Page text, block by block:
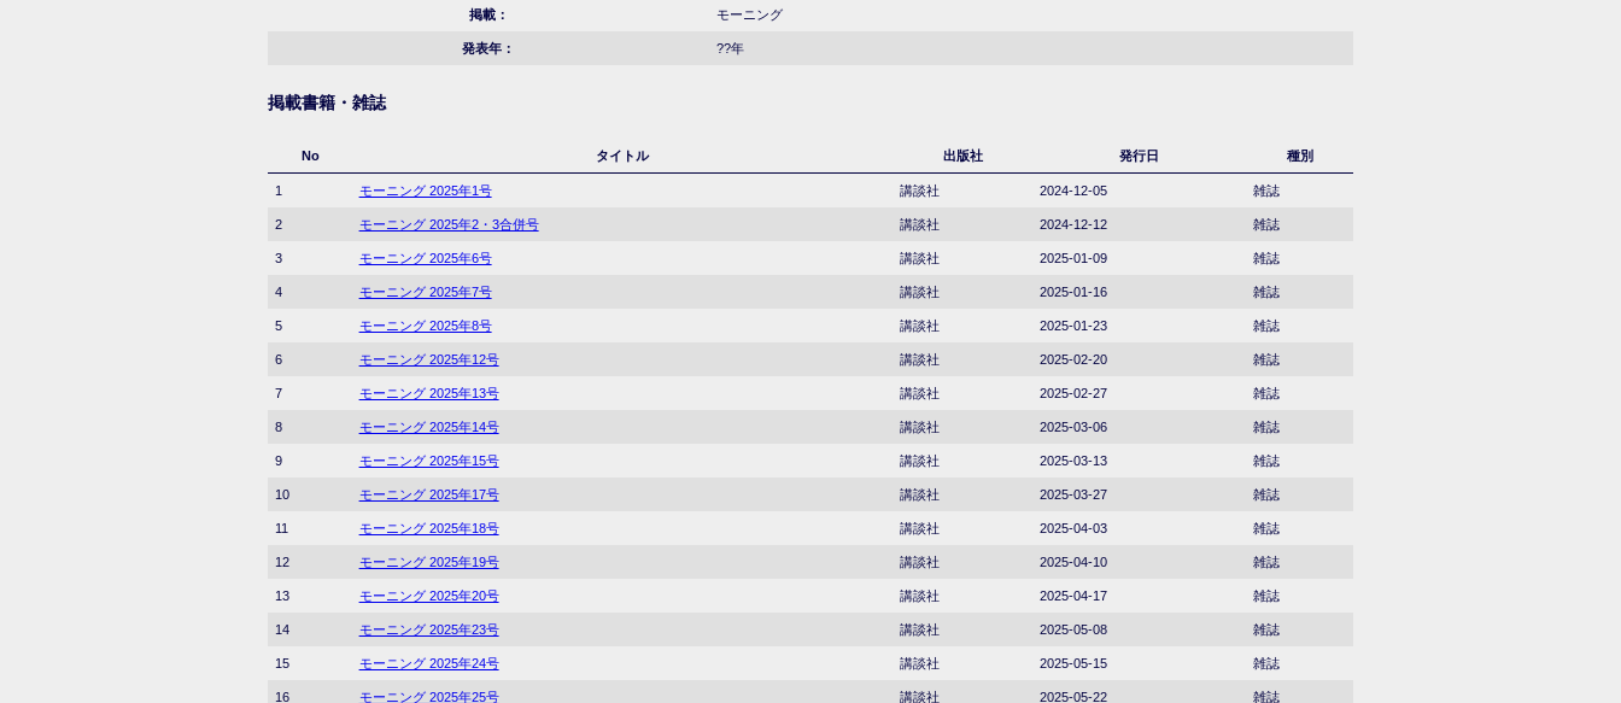
掲載： モーニング
発表年： ??年
掲載書籍・雑誌
No タイトル 出版社 発行日 種別
1 モーニング 2025年1号 講談社 2024-12-05 雑誌
2 モーニング 2025年2・3合併号 講談社 2024-12-12 雑誌
3 モーニング 2025年6号 講談社 2025-01-09 雑誌
4 モーニング 2025年7号 講談社 2025-01-16 雑誌
5 モーニング 2025年8号 講談社 2025-01-23 雑誌
6 モーニング 2025年12号 講談社 2025-02-20 雑誌
7 モーニング 2025年13号 講談社 2025-02-27 雑誌
8 モーニング 2025年14号 講談社 2025-03-06 雑誌
9 モーニング 2025年15号 講談社 2025-03-13 雑誌
10 モーニング 2025年17号 講談社 2025-03-27 雑誌
11 モーニング 2025年18号 講談社 2025-04-03 雑誌
12 モーニング 2025年19号 講談社 2025-04-10 雑誌
13 モーニング 2025年20号 講談社 2025-04-17 雑誌
14 モーニング 2025年23号 講談社 2025-05-08 雑誌
15 モーニング 2025年24号 講談社 2025-05-15 雑誌
16 モーニング 2025年25号 講談社 2025-05-22 雑誌